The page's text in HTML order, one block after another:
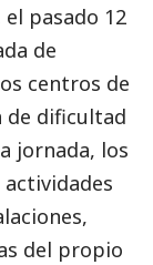
pasado 12
de
centros de
de dificultad
jornada, los
del propio